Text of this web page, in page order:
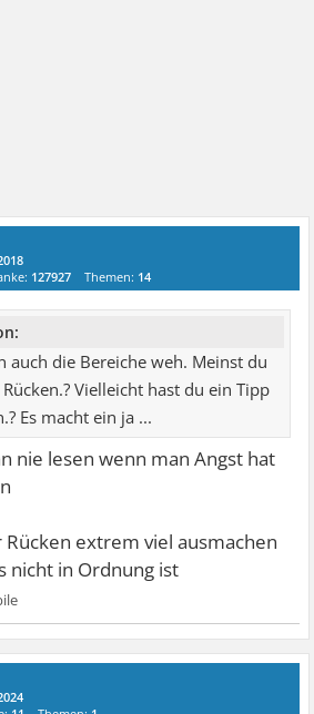
127927 Themen: 14
auch die Bereiche weh. Meinst du
Vielleicht hast du ein Tipp
Es macht ein ja ...
nie lesen wenn man Angst hat
Rücken extrem viel ausmachen
nicht in Ordnung ist